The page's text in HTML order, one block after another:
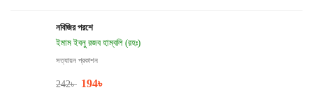
নবিজির পরশে
ইমাম ইবনু রজব হাম্বলি (রহঃ)
সত্যায়ন প্রকাশন
242৳ 194৳